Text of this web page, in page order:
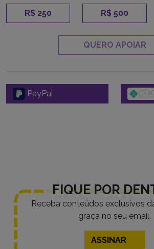
R$ 250 R$ 500
QUERO APOIAR
PayPal
FIQUE POR
Receba conteúdos exclusivos
graça no seu email.
ASSINAR